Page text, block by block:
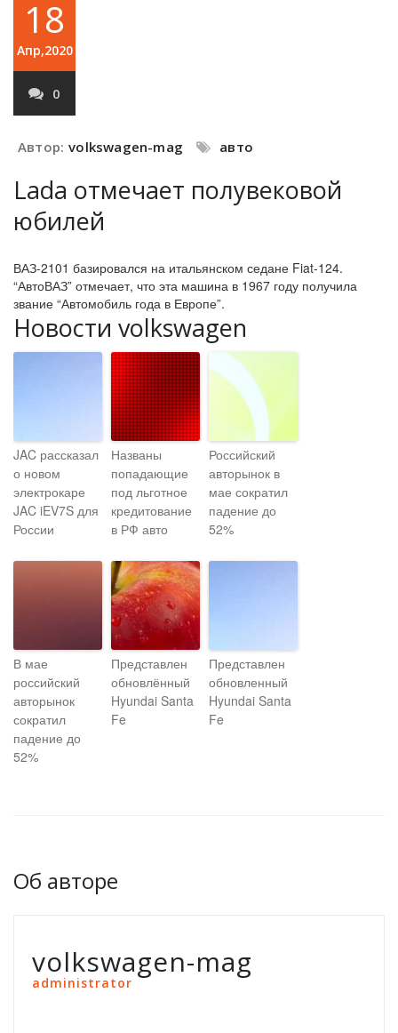
18
Апр,2020
0
Автор: volkswagen-mag авто
Lada отмечает полувековой
юбилей
ВАЗ-2101 базировался на итальянском седане Fiat-124.
“АвтоВАЗ” отмечает, что эта машина в 1967 году получила
звание “Автомобиль года в Европе”.
Новости volkswagen
JAC рассказал
о новом
электрокаре
JAC iEV7S для
России
Названы
попадающие
под льготное
кредитование
в РФ авто
Российский
авторынок в
мае сократил
падение до
52%
В мае
российский
авторынок
сократил
падение до
52%
Представлен
обновлённый
Hyundai Santa
Fe
Представлен
обновленный
Hyundai Santa
Fe
Об авторе
volkswagen-mag
administrator